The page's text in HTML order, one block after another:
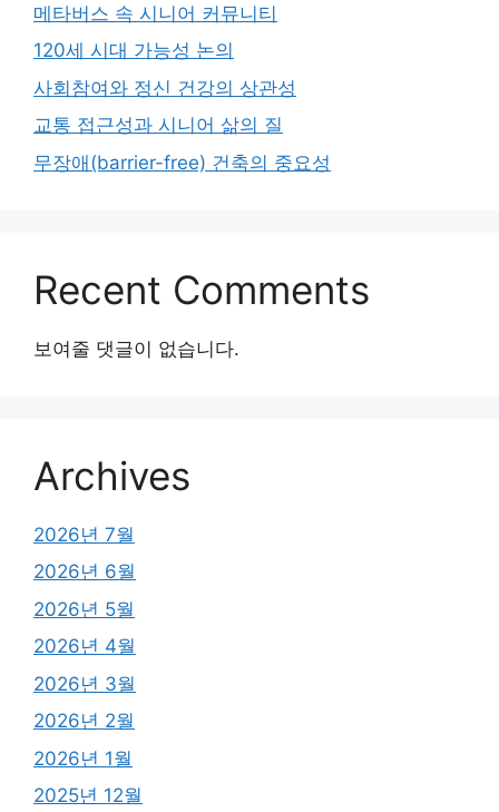
메타버스 속 시니어 커뮤니티
120세 시대 가능성 논의
사회참여와 정신 건강의 상관성
교통 접근성과 시니어 삶의 질
무장애(barrier-free) 건축의 중요성
Recent Comments
보여줄 댓글이 없습니다.
Archives
2026년 7월
2026년 6월
2026년 5월
2026년 4월
2026년 3월
2026년 2월
2026년 1월
2025년 12월